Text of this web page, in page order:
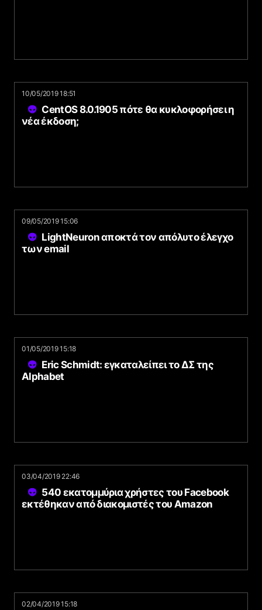
10/05/2019 18:51
CentOS 8.0.1905 πότε θα κυκλοφορήσει η
νέα έκδοση;
09/05/2019 15:06
LightNeuron αποκτά τον απόλυτο έλεγχο
των email
01/05/2019 15:18
Eric Schmidt: εγκαταλείπει το ΔΣ της
Alphabet
03/04/2019 22:46
540 εκατομμύρια χρήστες του Facebook
εκτέθηκαν από διακομιστές του Amazon
02/04/2019 15:18